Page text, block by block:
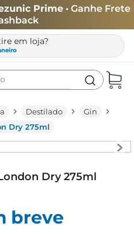
Prime • Ganhe Frete
em loja?
Destilado
Gin
Dry 275ml
Dry 275ml
breve